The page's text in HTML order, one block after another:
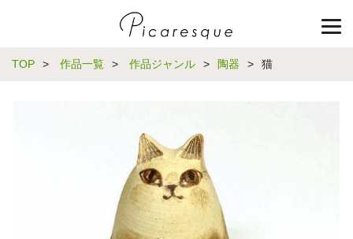
TOP > 作品一覧 > 作品ジャンル > 陶器 > 猫